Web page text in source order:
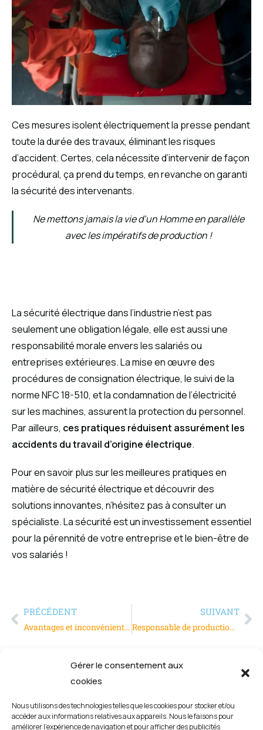
Gérer le consentement aux
cookies
Nous utilisons des technologies telles que les cookies pour stocker et/ou
accéder aux informations relatives aux appareils. Nous le faisons pour
améliorer l’expérience de navigation et pour afficher des publicités
Ces mesures isolent électriquement la presse pendant
toute la durée des travaux, éliminant les risques
d’accident. Certes, cela nécessite d’intervenir de façon
procédural, ça prend du temps, en revanche on garanti
la sécurité des intervenants.
Ne mettons jamais la vie d’un Homme en parallèle
avec les impératifs de production !
La sécurité électrique dans l’industrie n’est pas
seulement une obligation légale, elle est aussi une
responsabilité morale envers les salariés ou
entreprises extérieures. La mise en œuvre des
procédures de consignation électrique, le suivi de la
norme NFC 18-510, et la condamnation de l’électricité
sur les machines, assurent la protection du personnel.
Par ailleurs, ces pratiques réduisent assurément les
accidents du travail d’origine électrique.
Pour en savoir plus sur les meilleures pratiques en
matière de sécurité électrique et découvrir des
solutions innovantes, n’hésitez pas à consulter un
spécialiste. La sécurité est un investissement essentiel
pour la pérennité de votre entreprise et le bien-être de
vos salariés !
PRÉCÉDENT
Avantages et inconvénients du refroidissement adiabatique
SUIVANT
Responsable de production, un métier aussi passionnant que stressant